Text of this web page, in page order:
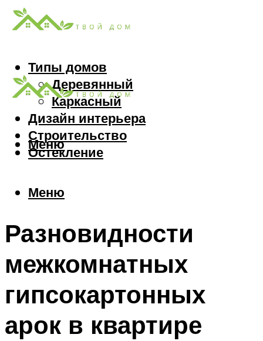
Типы домов
Деревянный
Каркасный
Дизайн интерьера
Строительство
Остекление
Меню
Меню
Разновидности
межкомнатных
гипсокартонных
арок в квартире